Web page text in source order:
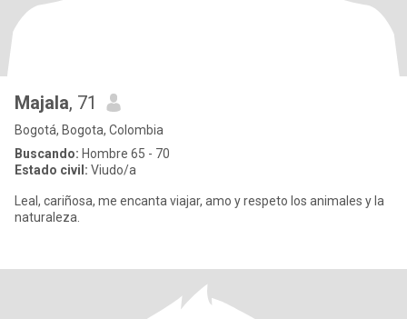
Majala, 71
Bogotá, Bogota, Colombia
Buscando: Hombre 65 - 70
Estado civil: Viudo/a
Leal, cariñosa, me encanta viajar, amo y respeto los animales y la
naturaleza.